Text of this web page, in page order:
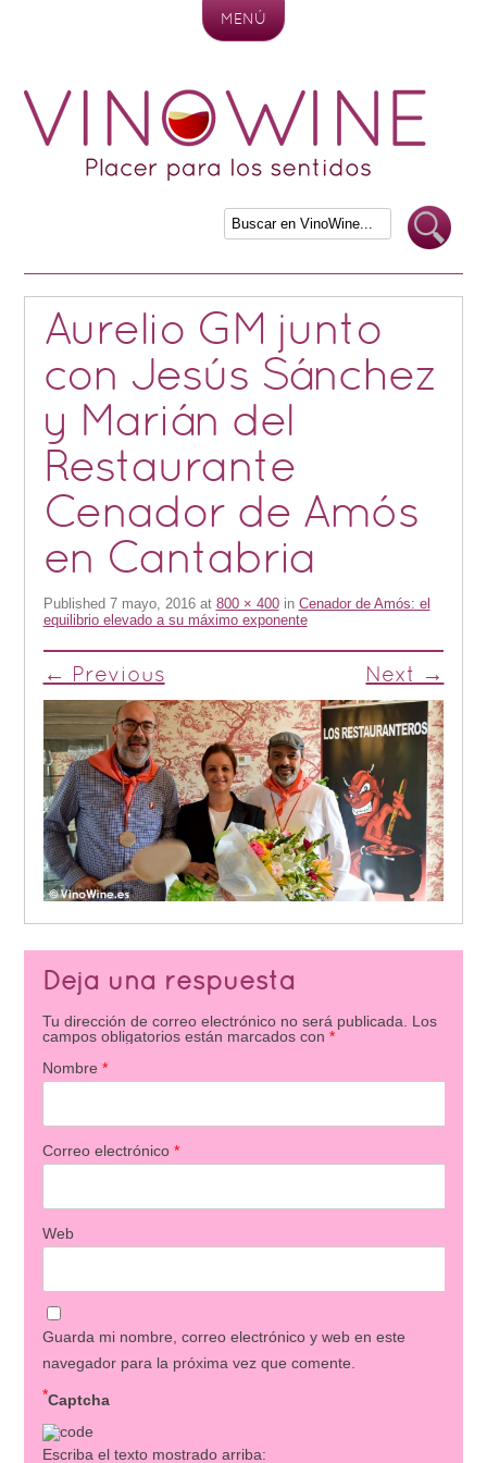
MENÚ
Aurelio GM junto
con Jesús Sánchez
y Marián del
Restaurante
Cenador de Amós
en Cantabria
Published 7 mayo, 2016at 800 × 400in Cenador de Amós: el
equilibrio elevado a su máximo exponente
← Previous Next →
Deja una respuesta
Tu dirección de correo electrónico no será publicada.
Los
campos obligatorios están marcados con *
Nombre *
Correo electrónico *
Web
Guarda mi nombre, correo electrónico y web en este
navegador para la próxima vez que comente.
Captcha
*
Escriba el texto mostrado arriba: